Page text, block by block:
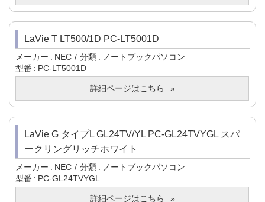
LaVie T LT500/1D PC-LT5001D
メーカー NEC 分類
ノートブックパソコン
型番
PC-LT5001D
詳細ページはこちら
LaVie G タイプL GL24TV/YL PC-GL24TVYGL スパ
ークリングリッチホワイト
メーカー NEC 分類
ノートブックパソコン
型番
PC-GL24TVYGL
詳細ページはこちら